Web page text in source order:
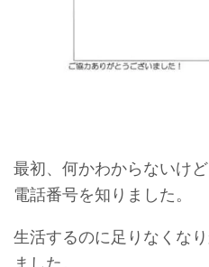
最初、何かわからないけ
電話番号を知りました。
生活するのに足りなくな
ました。